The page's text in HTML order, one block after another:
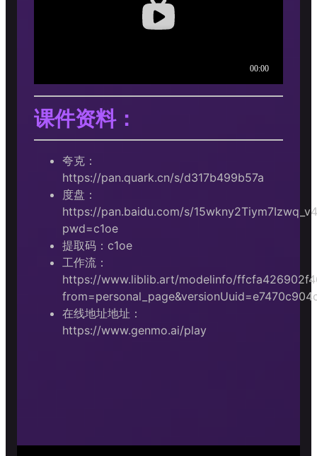
课件资料：
夸克：
https://pan.quark.cn/s/d317b499b57a
度盘：
https://pan.baidu.com/s/
pwd=c1oe
提取码：c1oe
工作流：
https://www.liblib.art/modelinfo/
在线地址地址：
https://www.genmo.ai/play